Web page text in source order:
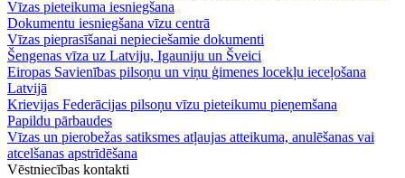
Vīzas pieteikuma iesniegšana
Dokumentu iesniegšana vīzu centrā
Vīzas pieprasīšanai nepieciešamie dokumenti
Šengenas vīza uz Latviju, Igauniju un Šveici
Eiropas Savienības pilsoņu un viņu ģimenes locekļu ieceļošana
Latvijā
Krievijas Federācijas pilsoņu vīzu pieteikumu pieņemšana
Papildu pārbaudes
Vīzas un pierobežas satiksmes atļaujas atteikuma, anulēšanas vai
atcelšanas apstrīdēšana
Vēstniecības kontakti